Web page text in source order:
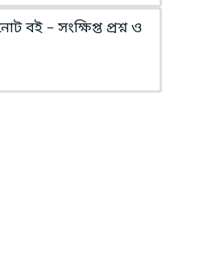
বই – সংক্ষিপ্ত প্রশ্ন ও